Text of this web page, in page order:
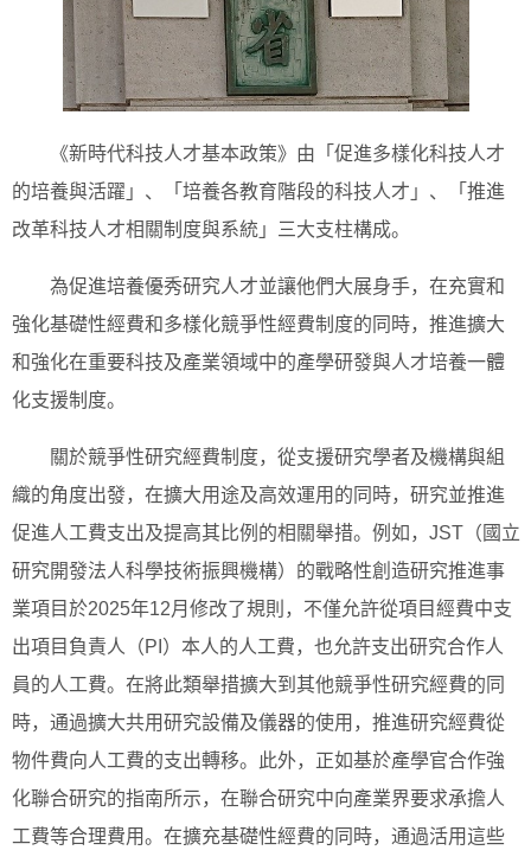
《新時代科技人才基本政策》由「促進多樣化科技人才
的培養與活躍」、「培養各教育階段的科技人才」、「推進
改革科技人才相關制度與系統」三大支柱構成。
為促進培養優秀研究人才並讓他們大展身手，在充實和
強化基礎性經費和多樣化競爭性經費制度的同時，推進擴大
和強化在重要科技及產業領域中的產學研發與人才培養一體
化支援制度。
關於競爭性研究經費制度，從支援研究學者及機構與組
織的角度出發，在擴大用途及高效運用的同時，研究並推進
促進人工費支出及提高其比例的相關舉措。例如，JST（國立
研究開發法人科學技術振興機構）的戰略性創造研究推進事
業項目於2025年12月修改了規則，不僅允許從項目經費中支
出項目負責人（PI）本人的人工費，也允許支出研究合作人
員的人工費。在將此類舉措擴大到其他競爭性研究經費的同
時，通過擴大共用研究設備及儀器的使用，推進研究經費從
物件費向人工費的支出轉移。此外，正如基於產學官合作強
化聯合研究的指南所示，在聯合研究中向產業界要求承擔人
工費等合理費用。在擴充基礎性經費的同時，通過活用這些